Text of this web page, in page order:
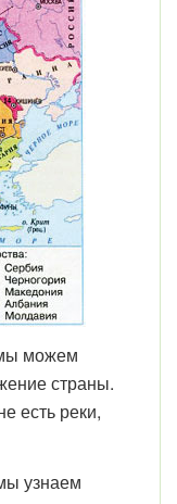
можем
страны.
есть реки,
узнаем